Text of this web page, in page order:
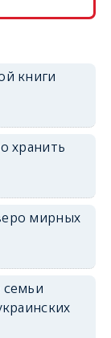
erid: 2SDnjdPjgYS
erid: 2SDnjdvhGXG
книги
хранить
мирных